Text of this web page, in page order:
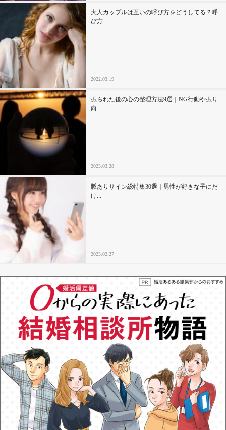
大人カップルは互いの呼び方をどうしてる？呼
び方...
2022.03.19
振られた後の心の整理方法9選｜NG行動や振り
向...
2023.03.28
脈ありサイン総特集30選｜男性が好きな子にだ
け...
2023.02.27